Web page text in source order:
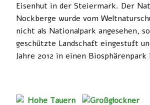
Eisenhut in der Steiermark. Der
Nockberge wurde vom
nicht als Nationalpark angesehen,
geschützte Landschaft eingestuft
Jahre 2012 in einen